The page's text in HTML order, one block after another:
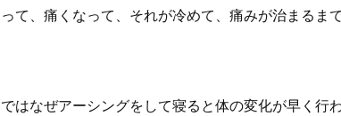
って、痛くなって、それが冷めて、痛みが治まるま
ではなぜアーシングをして寝ると体の変化が早く行